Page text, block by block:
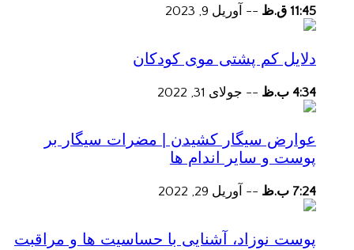
11:45 ق.ظ -- آوریل 9, 2023
دلایل کم پشتی موی کودکان
4:34 ب.ظ -- جولای 31, 2022
عوارض سیگار کشیدن | مضرات سیگار بر
پوست و سایر اندام ها
7:24 ب.ظ -- آوریل 29, 2022
پوست نوزاد، آشنایی با حساسیت ها و مراقبت